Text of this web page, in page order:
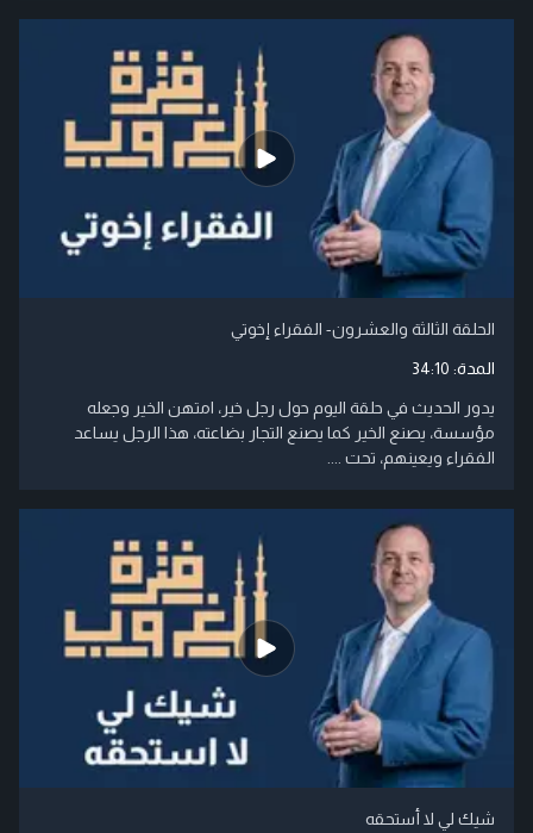
الحلقة الثالثة والعشرون- الفقراء إخوتي
المدة: 34:10
يدور الحديث في حلقة اليوم حول رجل خير، امتهن الخير وجعله
مؤسسة، يصنع الخير كما يصنع التجار بضاعته، هذا الرجل يساعد
الفقراء ويعينهم، تحت ....
شيك لي لا أستحقه